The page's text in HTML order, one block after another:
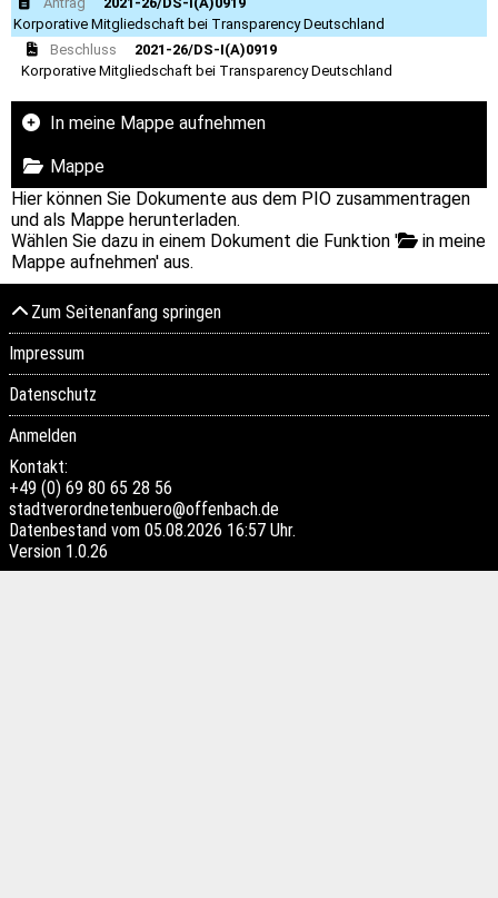
Korporative Mitgliedschaft bei Transparency Deutschland
Beschluss
2021-26/DS-I(A)0919
Korporative Mitgliedschaft bei Transparency Deutschland
In meine Mappe aufnehmen
Mappe
Hier können Sie Dokumente aus dem PIO zusammentragen
und als Mappe herunterladen.
Wählen Sie dazu in einem Dokument die Funktion '
in meine
Mappe aufnehmen' aus.
Zum Seitenanfang springen
Impressum
Datenschutz
Anmelden
Kontakt:
+49 (0) 69 80 65 28 56
stadtverordnetenbuero@offenbach.de
Datenbestand vom 05.08.2026 16:57 Uhr.
Version 1.0.26